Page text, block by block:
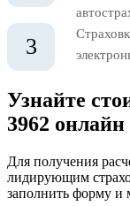
3
Узнайте
3962 онлайн
Для получения
лидирующим
заполнить форму и